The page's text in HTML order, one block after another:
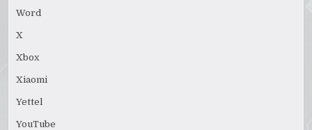
Word
X
Xbox
Xiaomi
Yettel
YouTube